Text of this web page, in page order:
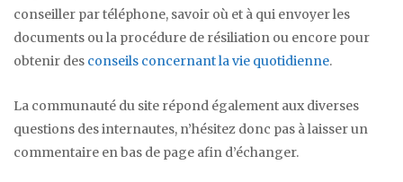
conseiller par téléphone, savoir où et à qui envoyer les
documents ou la procédure de résiliation ou encore pour
obtenir des conseils concernant la vie quotidienne.
La communauté du site répond également aux diverses
questions des internautes, n’hésitez donc pas à laisser un
commentaire en bas de page afin d’échanger.